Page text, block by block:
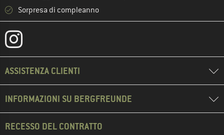
Sorpresa di compleanno
ASSISTENZA CLIENTI
INFORMAZIONI SU BERGFREUNDE
RECESSO DEL CONTRATTO